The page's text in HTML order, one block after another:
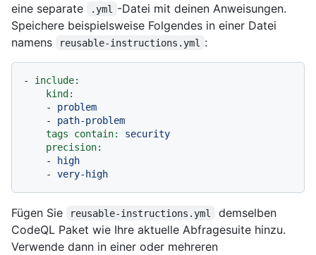
eine separate
.yml
-Datei mit deinen Anweisungen.
Speichere beispielsweise Folgendes in einer Datei
namens
reusable-instructions.yml :
-
include:
kind:
-
problem
-
path-problem
tags contain:
security
precision:
-
high
-
very-high
Fügen Sie reusable-instructions.yml
demselben
CodeQL Paket wie Ihre aktuelle Abfragesuite hinzu.
Verwende dann in einer oder mehreren